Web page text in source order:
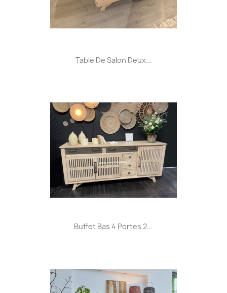
Table De Salon Deux...
Buffet Bas 4 Portes 2...